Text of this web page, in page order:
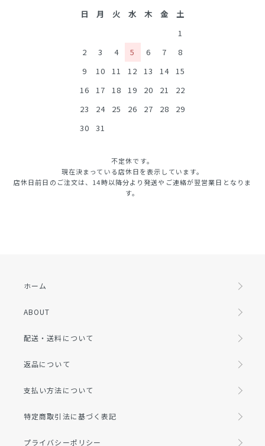
日 月 火 水 木 金
土
1
2
3 4 5 6 7
8
9
10 11 12 13 14 15
16
17 18 19 20 21
22
23
24 25 26 27 28
29
30
31
不定休です。
現在決まっている店休日を表示しています。
店休日前日のご注文は、14時以降分より発送やご連絡が翌営業日となりま
す。
ホーム
ABOUT
配送・送料について
返品について
支払い方法について
特定商取引法に基づく表記
プライバシーポリシー